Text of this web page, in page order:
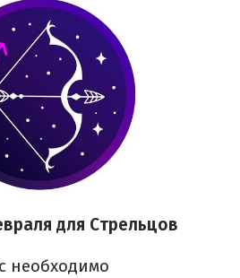
для Стрельцов
необходимо